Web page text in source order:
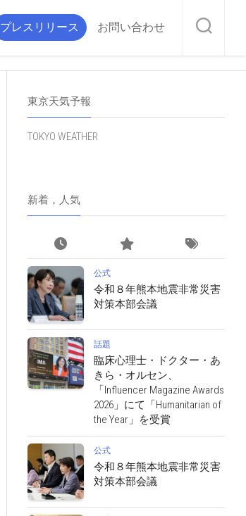
プレスリリース お問い合わせ
東京天気予報
TOKYO WEATHER
新着，人気
公式
令和８年熊本地震非常災害
対策本部会議
話題
臨床心理士・ドクター・あ
きら・オルセン、
「Influencer Magazine Awards
2026」にて「Humanitarian of
the Year」を受賞
公式
令和８年熊本地震非常災害
対策本部会議